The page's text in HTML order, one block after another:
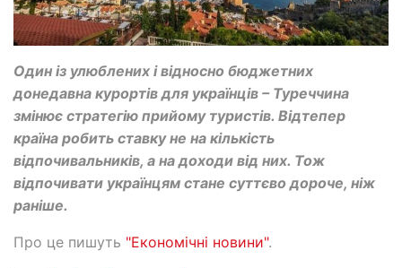
Один із улюблених і відносно бюджетних
донедавна курортів для українців – Туреччина
змінює стратегію прийому туристів. Відтепер
країна робить ставку не на кількість
відпочивальників, а на доходи від них. Тож
відпочивати українцям стане суттєво дороче, ніж
раніше.
Про це пишуть "Економічні новини".